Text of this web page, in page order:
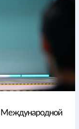
Международной